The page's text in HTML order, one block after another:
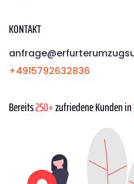
KONTAKT
+4915792632836
Bereits250+zufriedene Kunden in